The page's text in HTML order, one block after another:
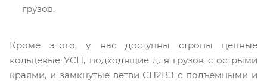
грузов.
Кроме этого, у нас доступны стропы цепные
кольцевые УСЦ, подходящие для грузов с острыми
краями, и замкнутые ветви СЦ2ВЗ с подъемными и